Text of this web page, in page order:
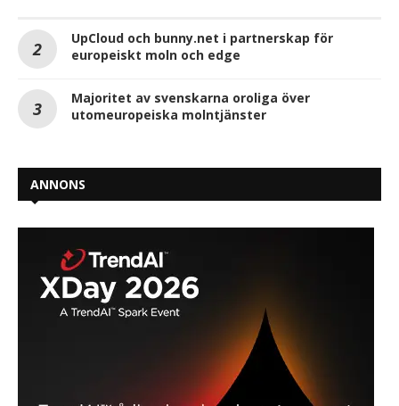
UpCloud och bunny.net i partnerskap för
europeiskt moln och edge
Majoritet av svenskarna oroliga över
utomeuropeiska molntjänster
ANNONS